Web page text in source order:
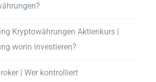
Kryptowährungen Aktienkurs |
worin investieren?
| Wer kontrolliert